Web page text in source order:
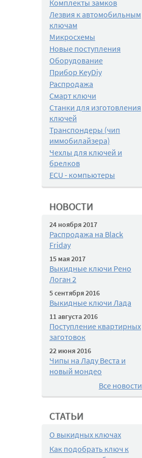
Комплекты замков
Лезвия к автомобильным
ключам
Микросхемы
Новые поступления
Оборудование
Прибор KeyDiy
Распродажа
Смарт ключи
Станки для изготовления
ключей
Транспондеры (чип
иммобилайзера)
Чехлы для ключей и
брелков
ECU - компьютеры
НОВОСТИ
24 ноября 2017
Распродажа на Black
Friday
15 мая 2017
Выкидные ключи Рено
Логан 2
5 сентября 2016
Выкидные ключи Лада
11 августа 2016
Поступление квартирных
заготовок
22 июня 2016
Чипы на Ладу Веста и
новый мондео
Все новости
СТАТЬИ
О выкидных ключах
Как подобрать ключ к